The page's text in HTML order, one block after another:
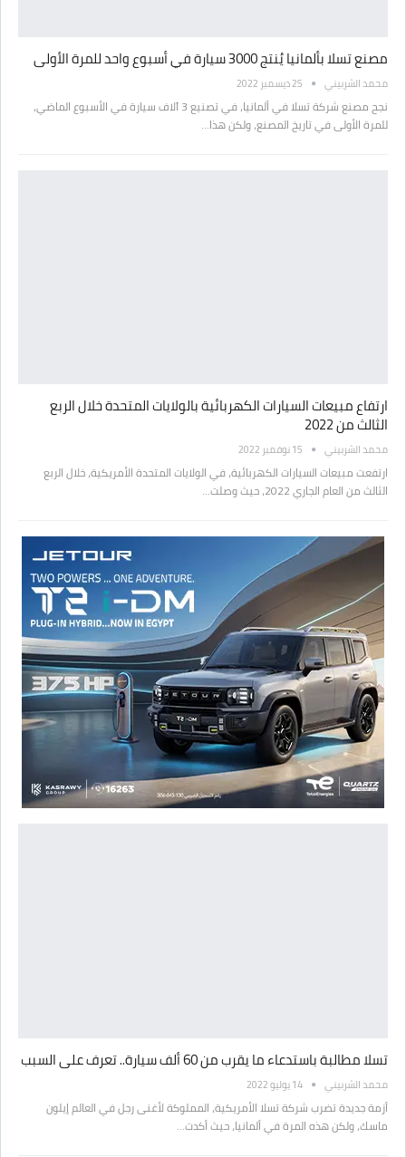
مصنع تسلا بألمانيا يُنتج 3000 سيارة في أسبوع واحد للمرة الأولى
محمد الشربيني 25 ديسمبر 2022
نجح مصنع شركة تسلا في ألمانيا، في تصنيع 3 آلاف سيارة في الأسبوع الماضي،
للمرة الأولى في تاريخ المصنع، ولكن هذا…
ارتفاع مبيعات السيارات الكهربائية بالولايات المتحدة خلال الربع
الثالث من 2022
محمد الشربيني 15 نوفمبر 2022
ارتفعت مبيعات السيارات الكهربائية، في الولايات المتحدة الأمريكية، خلال الربع
الثالث من العام الجاري 2022، حيث وصلت…
تسلا مطالبة باستدعاء ما يقرب من 60 ألف سيارة.. تعرف على السبب
محمد الشربيني 14 يوليو 2022
أزمة جديدة تضرب شركة تسلا الأمريكية، المملوكة لأغنى رجل في العالم إيلون
ماسك، ولكن هذه المرة في ألمانيا، حيث أكدت…